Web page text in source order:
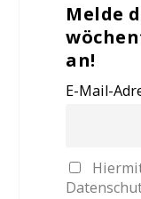
Melde
an!
E-Mail-